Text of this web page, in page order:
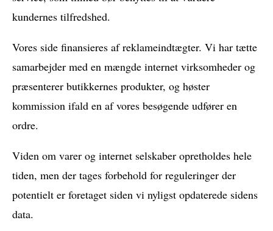
kundernes tilfredshed.
Vores side finansieres af reklameindtægter. Vi har tætte
samarbejder med en mængde internet virksomheder og
præsenterer butikkernes produkter, og høster
kommission ifald en af vores besøgende udfører en
ordre.
Viden om varer og internet selskaber opretholdes hele
tiden, men der tages forbehold for reguleringer der
potentielt er foretaget siden vi nyligst opdaterede sidens
data.